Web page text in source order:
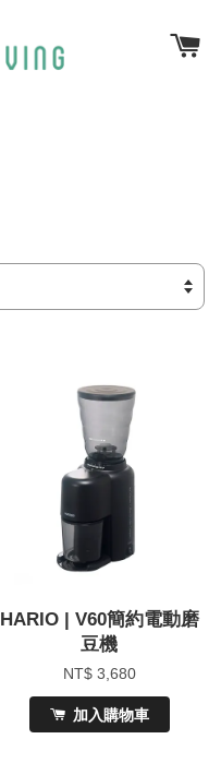
HARIO | V60簡約電動磨
豆機
NT$ 3,680
加入購物車